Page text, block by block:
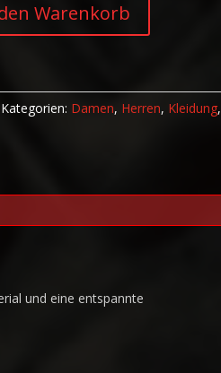
Warenkorb
n
:
Kategorien: Damen, Herren, Kleidung,
und eine entspannte